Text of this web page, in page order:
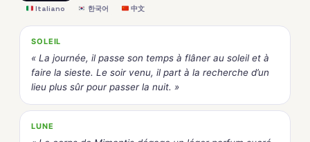
Italiano
한국어 中文
SOLEIL
« La journée, il passe son temps à flâner au soleil et à
faire la sieste. Le soir venu, il part à la recherche d’un
lieu plus sûr pour passer la nuit. »
LUNE